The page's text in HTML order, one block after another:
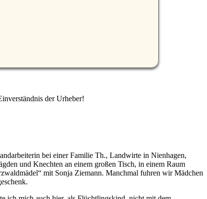
der Urheber!
bei einer Familie Th., Landwirte in Nienhagen,
und Knechten an einem großen Tisch, in einem Raum
mit Sonja Ziemann. Manchmal fuhren wir Mädchen